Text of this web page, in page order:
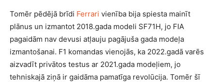
Tomēr pēdējā brīdi Ferrari vienība bija spiesta mainīt
plānus un izmantot 2018.gada modeli SF71H, jo FIA
pagaidām nav devusi atļauju pagājuša gada modeļa
izmantošanai. F1 komandas vienojās, ka 2022.gadā varēs
aizvadīt privātos testus ar 2021.gada modeļiem, jo
tehniskajā ziņā ir gaidāma pamatīga revolūcija. Tomēr šī